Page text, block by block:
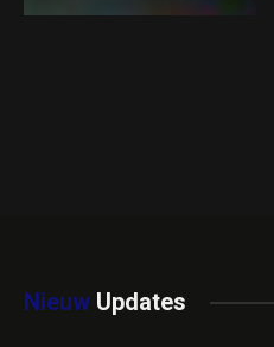
Nieuw Updates